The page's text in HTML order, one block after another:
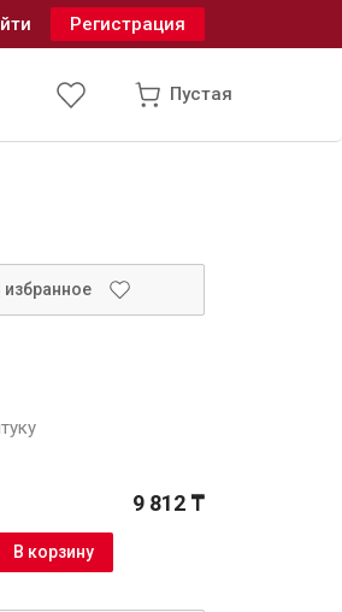
избранное
9 812 ₸
В корзину
Регистрация
Пустая